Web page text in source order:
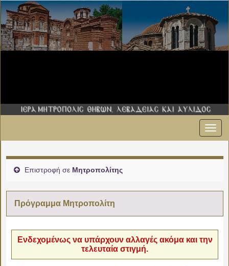
Επιστροφή σε Μητροπολίτης
Πρόγραμμα Μητροπολίτη
Ενδεχομένως να υπάρχουν αλλαγές ακόμα και την
τελευταία στιγμή.